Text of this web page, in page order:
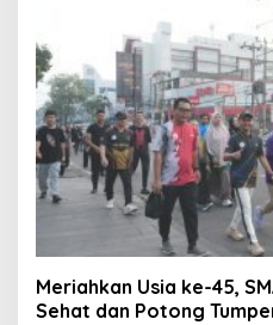
Meriahkan Usia ke-45,
Sehat dan Potong